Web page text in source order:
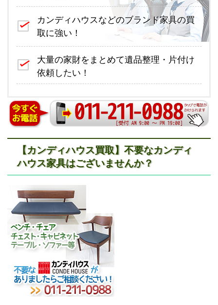
カンディハウスなどのブランド家具の買
取に強い！
大量の家財をまとめて遺品整理・片付け
依頼したい！
【カンディハウス買取】不要なカンディ
ハウス家具はございませんか？